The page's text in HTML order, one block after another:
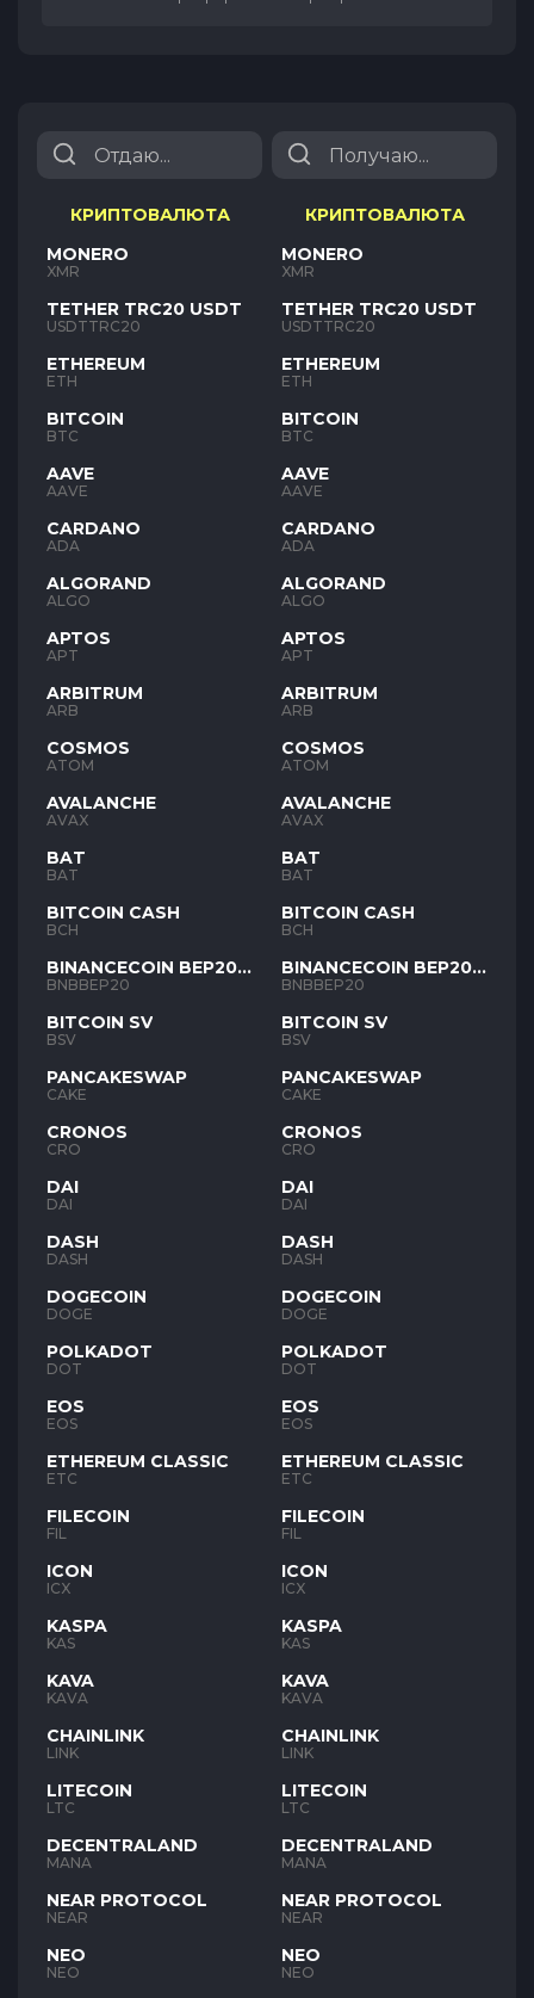
КРИПТОВАЛЮТА
MONERO
XMR
TETHER TRC20 USDT
USDTTRC20
ETHEREUM
ETH
BITCOIN
BTC
AAVE
AAVE
CARDANO
ADA
ALGORAND
ALGO
APTOS
APT
ARBITRUM
ARB
COSMOS
ATOM
AVALANCHE
AVAX
BAT
BAT
BITCOIN CASH
BCH
BINANCECOIN BEP20
BNB
BNBBEP20
BITCOIN SV
BSV
PANCAKESWAP
CAKE
CRONOS
CRO
DAI
DAI
DASH
DASH
DOGECOIN
DOGE
POLKADOT
DOT
EOS
EOS
ETHEREUM CLASSIC
ETC
FILECOIN
FIL
ICON
ICX
KASPA
KAS
KAVA
KAVA
CHAINLINK
LINK
LITECOIN
LTC
DECENTRALAND
MANA
NEAR PROTOCOL
NEAR
NEO
NEO
КРИПТОВАЛЮТА
MONERO
XMR
TETHER TRC20 USDT
USDTTRC20
ETHEREUM
ETH
BITCOIN
BTC
AAVE
AAVE
CARDANO
ADA
ALGORAND
ALGO
APTOS
APT
ARBITRUM
ARB
COSMOS
ATOM
AVALANCHE
AVAX
BAT
BAT
BITCOIN CASH
BCH
BINANCECOIN BEP20
BNB
BNBBEP20
BITCOIN SV
BSV
PANCAKESWAP
CAKE
CRONOS
CRO
DAI
DAI
DASH
DASH
DOGECOIN
DOGE
POLKADOT
DOT
EOS
EOS
ETHEREUM CLASSIC
ETC
FILECOIN
FIL
ICON
ICX
KASPA
KAS
KAVA
KAVA
CHAINLINK
LINK
LITECOIN
LTC
DECENTRALAND
MANA
NEAR PROTOCOL
NEAR
NEO
NEO